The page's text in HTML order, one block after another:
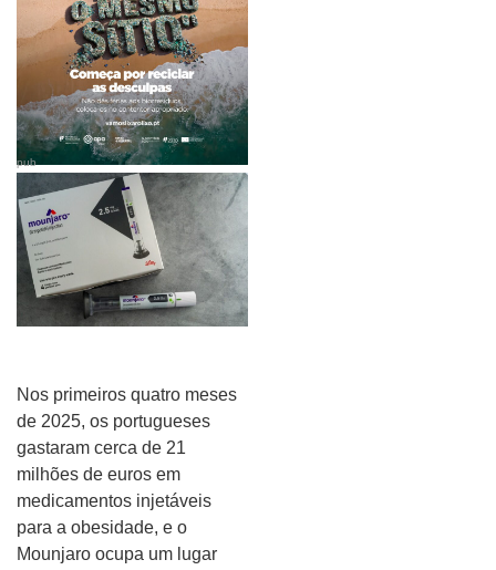
pub
Nos primeiros quatro meses
de 2025, os portugueses
gastaram cerca de 21
milhões de euros em
medicamentos injetáveis
para a obesidade, e o
Mounjaro ocupa um lugar